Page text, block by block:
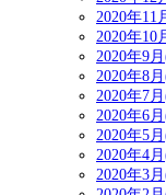
2020年11
2020年10
2020年9
2020年8
2020年7
2020年6
2020年5
2020年4
2020年3